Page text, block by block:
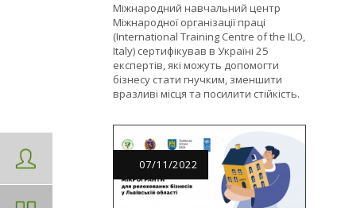
EU4Business
Міжнародний навчальний центр
Міжнародної організації праці
(International Training Centre of the ILO,
Italy) сертифікував в Україні 25
експертів, які можуть допомогти
бізнесу стати гнучким, зменшити
вразливі місця та посилити стійкість.
07/11/2022